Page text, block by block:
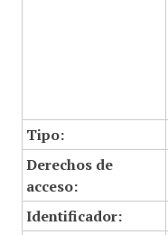
Tipo:
Derechos de
acceso:
Identificador: